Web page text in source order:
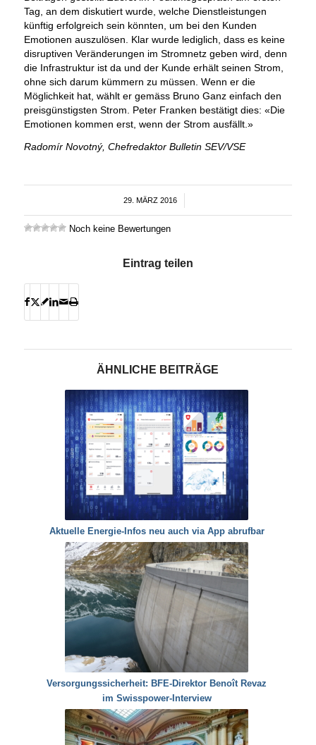
Tag, an dem diskutiert wurde, welche Dienstleistungen
künftig erfolgreich sein könnten, um bei den Kunden
Emotionen auszulösen. Klar wurde lediglich, dass es keine
disruptiven Veränderungen im Stromnetz geben wird, denn
die Infrastruktur ist da und der Kunde erhält seinen Strom,
ohne sich darum kümmern zu müssen. Wenn er die
Möglichkeit hat, wählt er gemäss Bruno Ganz einfach den
preisgünstigsten Strom. Peter Franken bestätigt dies: «Die
Emotionen kommen erst, wenn der Strom ausfällt.»
Radomír Novotný, Chefredaktor Bulletin SEV/VSE
29. MÄRZ 2016
/
Noch keine Bewertungen
Eintrag teilen
ÄHNLICHE BEITRÄGE
Aktuelle Energie-Infos neu auch via App abrufbar
Versorgungssicherheit: BFE-Direktor Benoît Revaz
im Swisspower-Interview